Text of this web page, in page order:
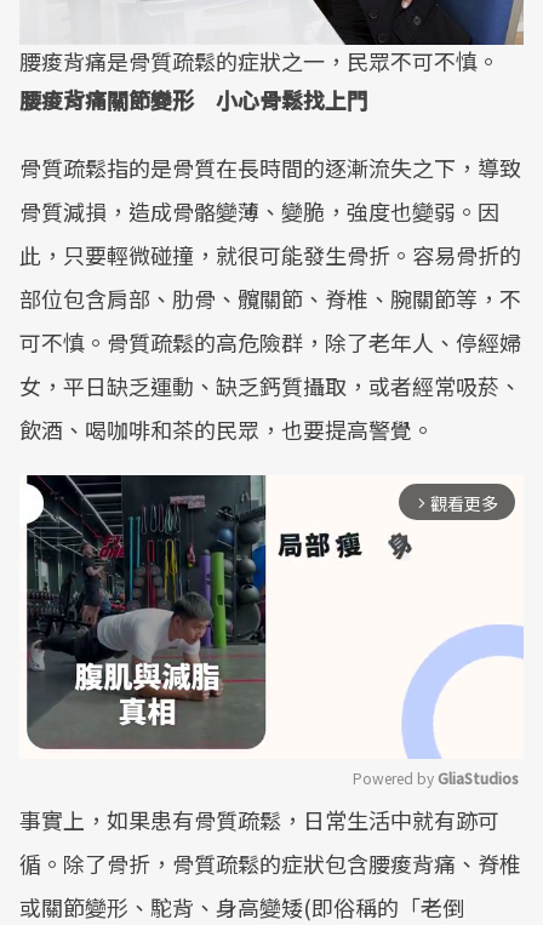
腰痠背痛是骨質疏鬆的症狀之一，民眾不可不慎。
腰痠背痛關節變形 小心骨鬆找上門
骨質疏鬆指的是骨質在長時間的逐漸流失之下，導致
骨質減損，造成骨骼變薄、變脆，強度也變弱。因
此，只要輕微碰撞，就很可能發生骨折。容易骨折的
部位包含肩部、肋骨、髖關節、脊椎、腕關節等，不
可不慎。骨質疏鬆的高危險群，除了老年人、停經婦
女，平日缺乏運動、缺乏鈣質攝取，或者經常吸菸、
飲酒、喝咖啡和茶的民眾，也要提高警覺。
arrow_forward_ios 觀看更多
Mute
Powered by GliaStudios
事實上，如果患有骨質疏鬆，日常生活中就有跡可
循。除了骨折，骨質疏鬆的症狀包含腰痠背痛、脊椎
或關節變形、駝背、身高變矮(即俗稱的「老倒